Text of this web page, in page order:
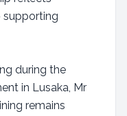
supporting
during the
in Lusaka, Mr
remains